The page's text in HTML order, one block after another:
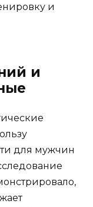
и
и
для мужчин